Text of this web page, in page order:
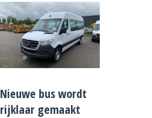
Nieuwe bus wordt
rijklaar gemaakt